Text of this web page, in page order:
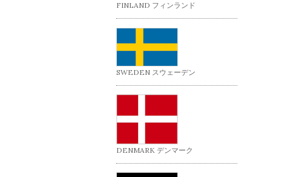
FINLAND フィンランド
SWEDEN スウェーデン
DENMARK デンマーク